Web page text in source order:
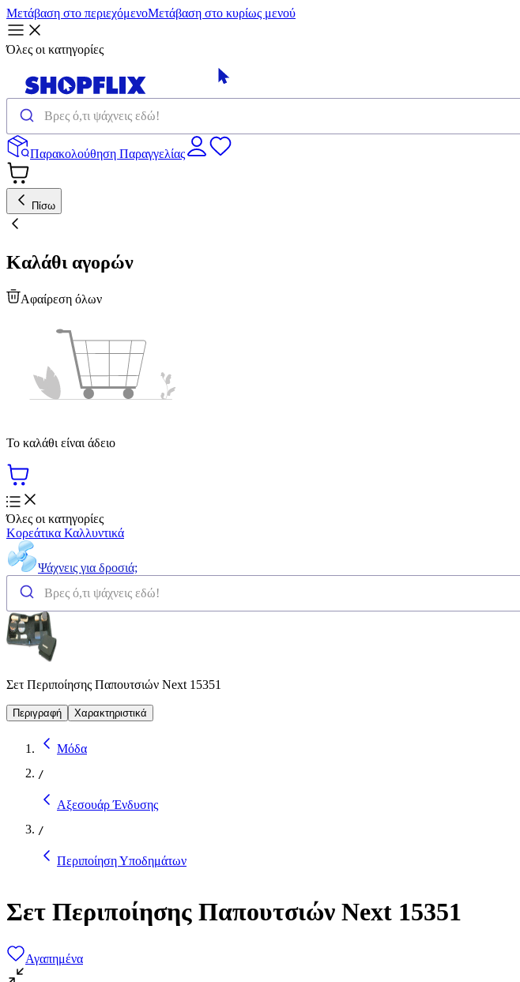
Μετάβαση στο περιεχόμενοΜετάβαση στο κυρίως μενού
Όλες οι κατηγορίες
Παρακολούθηση Παραγγελίας
Πίσω
Καλάθι αγορών
Αφαίρεση όλων
Το καλάθι είναι άδειο
Όλες οι κατηγορίες
Κορεάτικα Καλλυντικά
Ψάχνεις για δροσιά;
Σετ Περιποίησης Παπουτσιών Next 15351
Περιγραφή Χαρακτηριστικά
Μόδα
/
Αξεσουάρ Ένδυσης
/
Περιποίηση Υποδημάτων
Σετ Περιποίησης Παπουτσιών Next 15351
Αγαπημένα